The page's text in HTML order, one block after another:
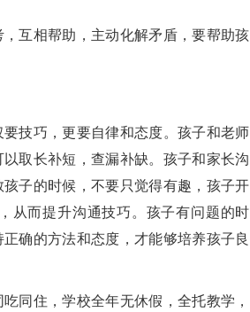
互相帮助，主动化解矛盾，要帮助孩
技巧，更要自律和态度。孩子和老师
取长补短，查漏补缺。孩子和家长沟
子的时候，不要只觉得有趣，孩子开
从而提升沟通技巧。孩子有问题的时
确的方法和态度，才能够培养孩子良
同住，学校全年无休假，全托教学，